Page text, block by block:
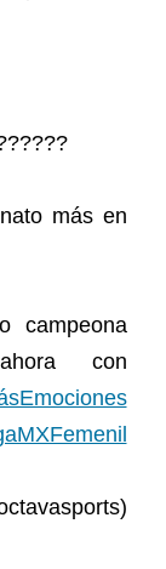
más en
campeona
con